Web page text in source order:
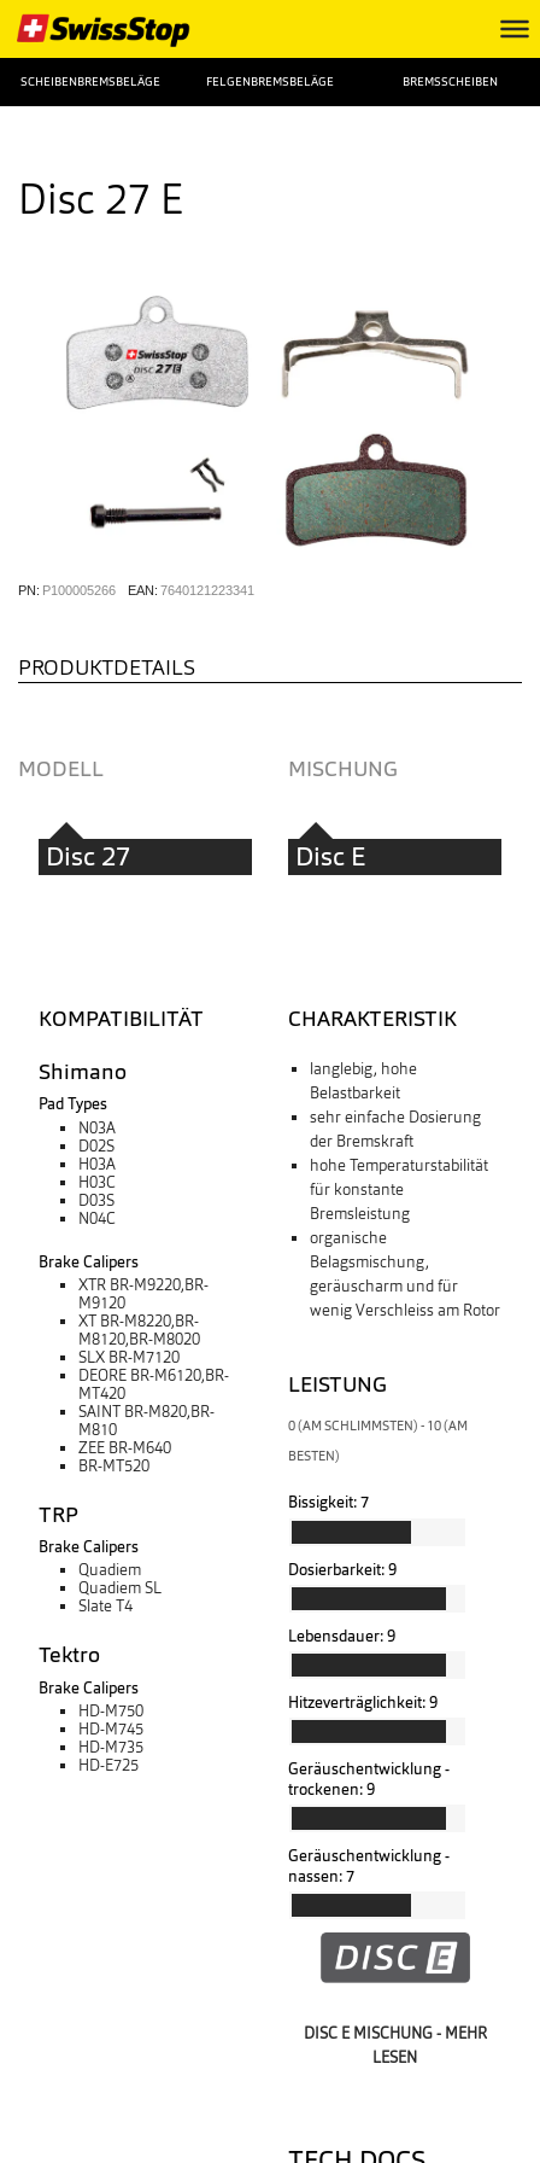
SCHEIBENBREMSBELÄGE FELGENBREMSBELÄGE BREMSSCHEIBEN
Disc 27 E
PN: P100005266 EAN: 7640121223341
PRODUKTDETAILS
MODELL MISCHUNG
Disc 27 Disc E
KOMPATIBILITÄT
Shimano
Pad Types
N03A
D02S
H03A
H03C
D03S
N04C
Brake Calipers
XTR BR-M9220,BR-
M9120
XT BR-M8220,BR-
M8120,BR-M8020
SLX BR-M7120
DEORE BR-M6120,BR-
MT420
SAINT BR-M820,BR-
M810
ZEE BR-M640
BR-MT520
TRP
Brake Calipers
Quadiem
Quadiem SL
Slate T4
Tektro
Brake Calipers
HD-M750
HD-M745
HD-M735
HD-E725
CHARAKTERISTIK
langlebig, hohe
Belastbarkeit
sehr einfache Dosierung
der Bremskraft
hohe Temperaturstabilität
für konstante
Bremsleistung
organische
Belagsmischung,
geräuscharm und für
wenig Verschleiss am Rotor
LEISTUNG
0 (AM SCHLIMMSTEN) - 10 (AM
BESTEN)
Bissigkeit:7
Dosierbarkeit:9
Lebensdauer:9
Hitzeverträglichkeit:9
Geräuschentwicklung -
trockenen:9
Geräuschentwicklung -
nassen:7
DISC E MISCHUNG - MEHR
LESEN